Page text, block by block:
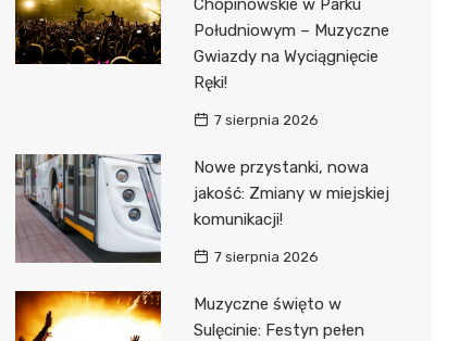
Chopinowskie w Parku
Południowym – Muzyczne
Gwiazdy na Wyciągnięcie
Ręki!
7 sierpnia 2026
Nowe przystanki, nowa
jakość: Zmiany w miejskiej
komunikacji!
7 sierpnia 2026
Muzyczne święto w
Sulęcinie: Festyn pełen